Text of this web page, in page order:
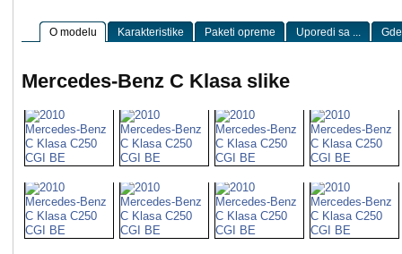
O modelu Karakteristike Paketi opreme Uporedi sa ...
Mercedes-Benz C Klasa slike